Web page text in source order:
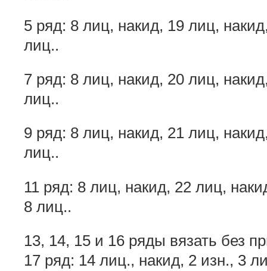
5 ряд: 8 лиц, накид, 19 лиц,
лиц..
7 ряд: 8 лиц, накид, 20 лиц,
лиц..
9 ряд: 8 лиц, накид, 21 лиц,
лиц..
11 ряд: 8 лиц, накид, 22 лиц,
8 лиц..
13, 14, 15 и 16 ряды вязать без
17 ряд: 14 лиц., накид, 2 изн., 3